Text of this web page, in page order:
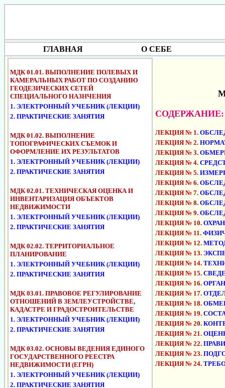
ГЛАВНАЯ О СЕБЕ
МДК 01.01. ВЫПОЛНЕНИЕ ПОЛЕВЫХ И
КАМЕРАЛЬНЫХ РАБОТ ПО СОЗДАНИЮ
ГЕОДЕЗИЧЕСКИХ СЕТЕЙ
СПЕЦИАЛЬНОГО НАЗНЧЕНИЯ
1. ЭЛЕКТРОННЫЙ УЧЕБНИК (ЛЕКЦИИ)
2. ПРАКТИЧЕСКИЕ ЗАНЯТИЯ
МДК 01.02. ВЫПОЛНЕНИЕ
ТОПОГРАФИЧЕСКИХ СЪЕМОК И
ОФОРМЛЕНИЕ ИХ РЕЗУЛЬТАТОВ
1. ЭЛЕКТРОННЫЙ УЧЕБНИК (ЛЕКЦИИ)
2. ПРАКТИЧЕСКИЕ ЗАНЯТИЯ
МДК 02.01. ТЕХНИЧЕСКАЯ ОЦЕНКА И
ИНВЕНТАРИЗАЦИЯ ОБЪЕКТОВ
НЕДВИЖИМОСТИ
1. ЭЛЕКТРОННЫЙ УЧЕБНИК (ЛЕКЦИИ)
2. ПРАКТИЧЕСКИЕ ЗАНЯТИЯ
МДК 02.02. ТЕРРИТОРИАЛЬНОЕ
ПЛАНИРОВАНИЕ
1. ЭЛЕКТРОННЫЙ УЧЕБНИК (ЛЕКЦИИ)
2. ПРАКТИЧЕСКИЕ ЗАНЯТИЯ
МДК 03.01. ПРАВОВОЕ РЕГУЛИРОВАНИЕ
ОТНОШЕНИЙ В ЗЕМЛЕУСТРОЙСТВЕ,
КАДАСТРЕ И ГРАДОСТРОИТЕЛЬСТВЕ
1. ЭЛЕКТРОННЫЙ УЧЕБНИК (ЛЕКЦИИ)
2. ПРАКТИЧЕСКИЕ ЗАНЯТИЯ
МДК 03.02. ОСНОВЫ ВЕДЕНИЯ ЕДИНОГО
ГОСУДАРСТВЕННОГО РЕЕСТРА
НЕДВИЖИМОСТИ (ЕГРН)
1. ЭЛЕКТРОННЫЙ УЧЕБНИК (ЛЕКЦИИ)
2. ПРАКТИЧЕСКИЕ ЗАНЯТИЯ
СОДЕРЖАНИЕ:
ЛЕКЦИЯ № 1.
ЛЕКЦИЯ № 2.
ЛЕКЦИЯ № 3.
ЛЕКЦИЯ № 4.
ЛЕКЦИЯ № 5.
ЛЕКЦИЯ № 6.
ЛЕКЦИЯ № 7.
ЛЕКЦИЯ № 8.
ЛЕКЦИЯ № 9.
ЛЕКЦИЯ № 10.
ЛЕКЦИЯ № 11.
ЛЕКЦИЯ № 12.
ЛЕКЦИЯ № 13.
ЛЕКЦИЯ № 14.
ЛЕКЦИЯ № 15.
ЛЕКЦИЯ № 16.
ЛЕКЦИЯ № 17.
ЛЕКЦИЯ № 18.
ЛЕКЦИЯ № 19.
ЛЕКЦИЯ № 20.
ЛЕКЦИЯ № 21.
ЛЕКЦИЯ № 22.
ЛЕКЦИЯ № 23.
ЛЕКЦИЯ № 24.